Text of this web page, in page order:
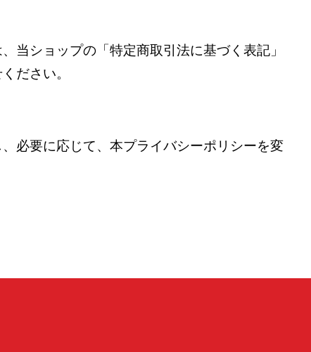
当ショップの「特定商取引法に基づく表記」
ださい。
必要に応じて、本プライバシーポリシーを変